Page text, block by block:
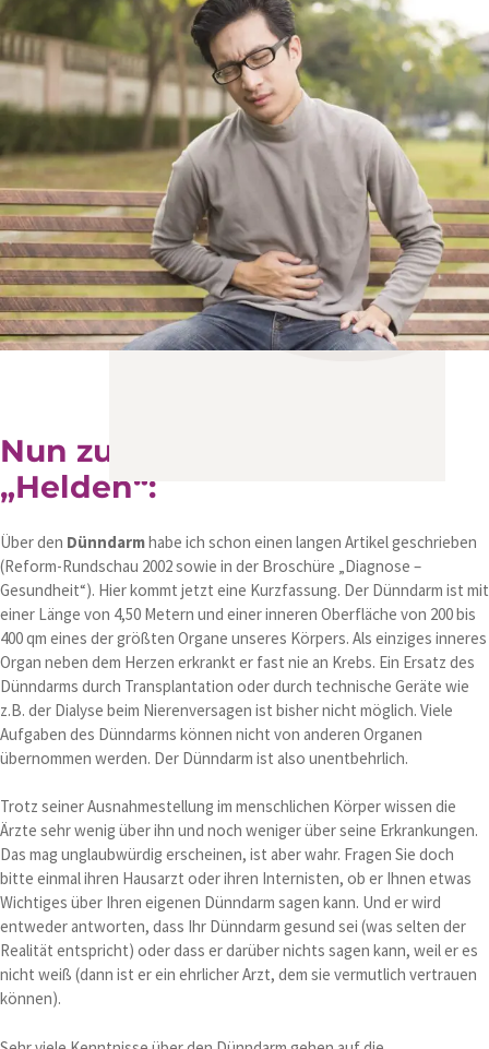
Nun zu unseren drei
„Helden“:
Über den Dünndarmhabe ich schon einen langen Artikel geschrieben
(Reform-Rundschau 2002 sowie in der Broschüre „Diagnose –
Gesundheit“). Hier kommt jetzt eine Kurzfassung. Der Dünndarm ist mit
einer Länge von 4,50 Metern und einer inneren Oberfläche von 200 bis
400 qm eines der größten Organe unseres Körpers. Als einziges inneres
Organ neben dem Herzen erkrankt er fast nie an Krebs. Ein Ersatz des
Dünndarms durch Transplantation oder durch technische Geräte wie
z.B. der Dialyse beim Nierenversagen ist bisher nicht möglich. Viele
Aufgaben des Dünndarms können nicht von anderen Organen
übernommen werden. Der Dünndarm ist also unentbehrlich.
Trotz seiner Ausnahmestellung im menschlichen Körper wissen die
Ärzte sehr wenig über ihn und noch weniger über seine Erkrankungen.
Das mag unglaubwürdig erscheinen, ist aber wahr. Fragen Sie doch
bitte einmal ihren Hausarzt oder ihren Internisten, ob er Ihnen etwas
Wichtiges über Ihren eigenen Dünndarm sagen kann. Und er wird
entweder antworten, dass Ihr Dünndarm gesund sei (was selten der
Realität entspricht) oder dass er darüber nichts sagen kann, weil er es
nicht weiß (dann ist er ein ehrlicher Arzt, dem sie vermutlich vertrauen
können).